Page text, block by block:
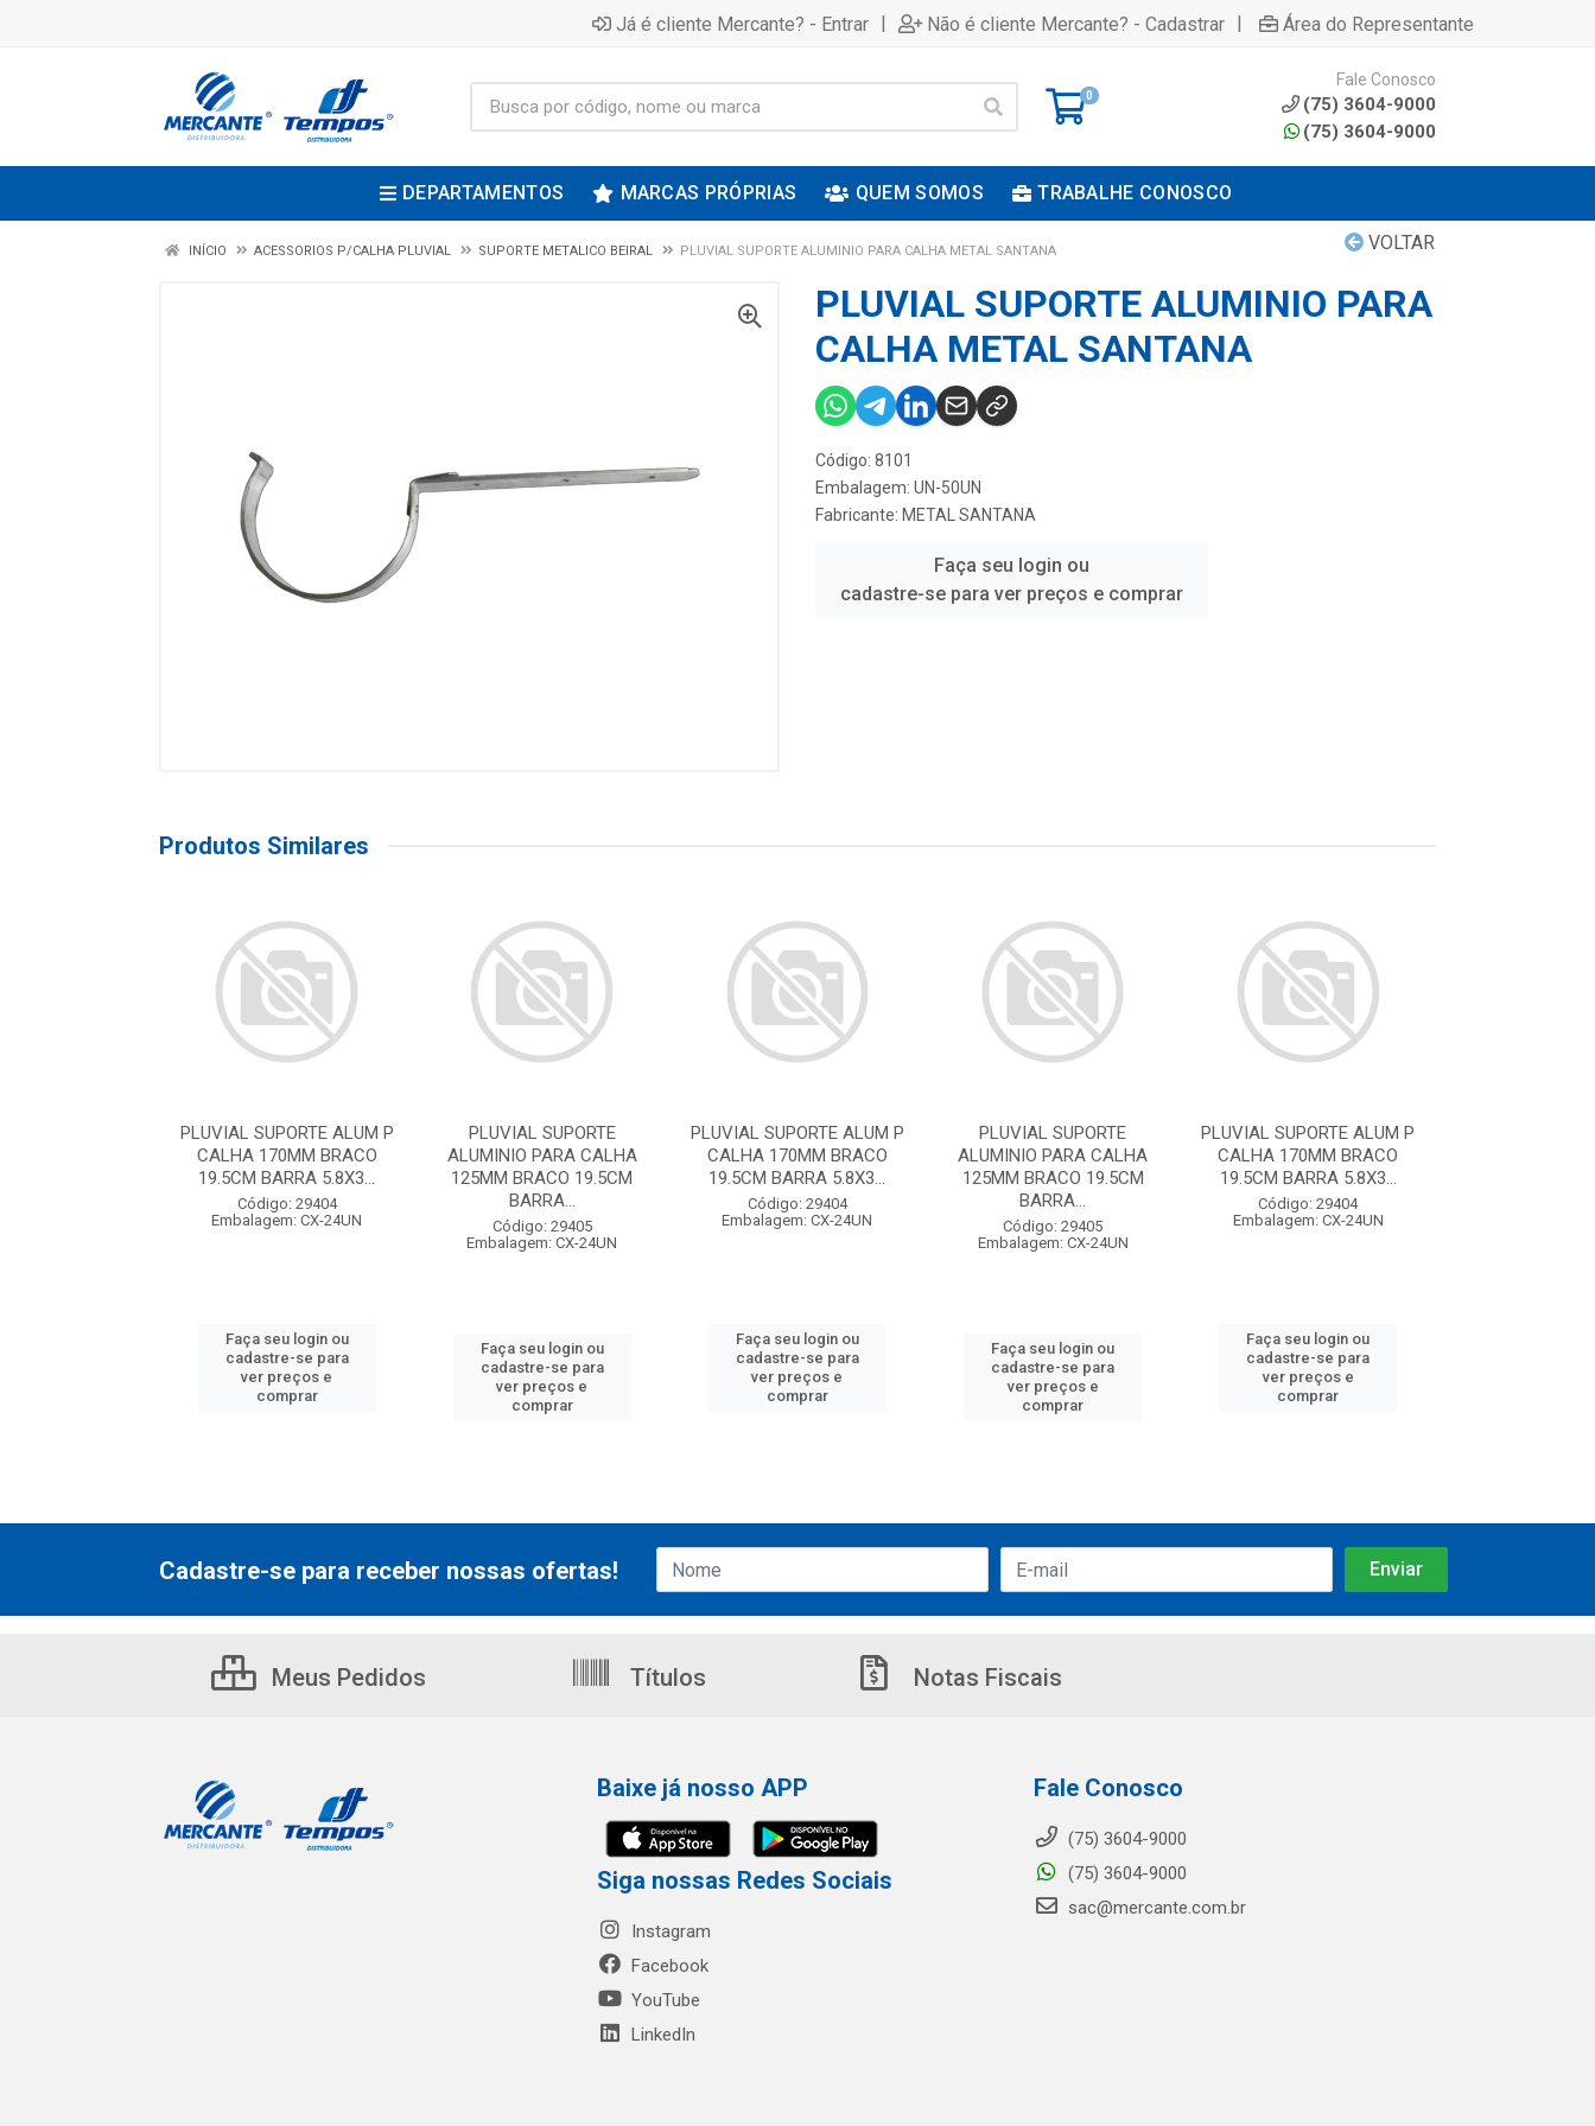
Já é cliente Mercante? - Entrar | Não é cliente Mercante? - Cadastrar | Área do Representante
0
Fale Conosco
(75) 3604-9000
(75) 3604-9000
DEPARTAMENTOS MARCAS PRÓPRIAS QUEM SOMOS TRABALHE CONOSCO
VOLTAR
INÍCIO ACESSORIOS P/CALHA PLUVIAL SUPORTE METALICO BEIRAL PLUVIAL SUPORTE ALUMINIO PARA CALHA METAL SANTANA
PLUVIAL SUPORTE ALUMINIO PARA
CALHA METAL SANTANA
Código: 8101
Embalagem: UN-50UN
Fabricante: METAL SANTANA
Faça seu login ou
cadastre-se para ver preços e comprar
Produtos Similares
PLUVIAL SUPORTE ALUM P
CALHA 170MM BRACO
19.5CM BARRA 5.8X3...
Código: 29404
Embalagem: CX-24UN
Faça seu login ou
cadastre-se para
ver preços e
comprar
PLUVIAL SUPORTE
ALUMINIO PARA CALHA
125MM BRACO 19.5CM
BARRA...
Código: 29405
Embalagem: CX-24UN
Faça seu login ou
cadastre-se para
ver preços e
comprar
PLUVIAL SUPORTE ALUM P
CALHA 170MM BRACO
19.5CM BARRA 5.8X3...
Código: 29404
Embalagem: CX-24UN
Faça seu login ou
cadastre-se para
ver preços e
comprar
PLUVIAL SUPORTE
ALUMINIO PARA CALHA
125MM BRACO 19.5CM
BARRA...
Código: 29405
Embalagem: CX-24UN
Faça seu login ou
cadastre-se para
ver preços e
comprar
PLUVIAL SUPORTE ALUM P
CALHA 170MM BRACO
19.5CM BARRA 5.8X3...
Código: 29404
Embalagem: CX-24UN
Faça seu login ou
cadastre-se para
ver preços e
comprar
Cadastre-se para receber nossas ofertas!
Meus Pedidos Títulos Notas Fiscais
Baixe já nosso APP
Siga nossas Redes Sociais
Instagram
Facebook
YouTube
LinkedIn
Fale Conosco
(75) 3604-9000
(75) 3604-9000
sac@mercante.com.br